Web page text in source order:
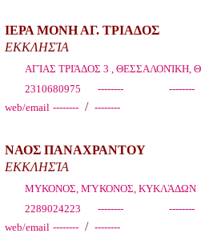
ΙΕΡΑ ΜΟΝΗ ΑΓ. ΤΡΙΑΔΟΣ
ΕΚΚΛΗΣΊΑ
ΑΓΊΑΣ ΤΡΙΆΔΟΣ 3 , ΘΕΣΣΑΛΟΝΊΚΗ,
2310680975 -------- --------
web/email -------- / --------
ΝΑΟΣ ΠΑΝΑΧΡΑΝΤΟΥ
ΕΚΚΛΗΣΊΑ
ΜΥΚΟΝΟΣ, ΜΎΚΟΝΟΣ, ΚΥΚΛΆΔΩΝ
2289024223 -------- --------
web/email -------- / --------